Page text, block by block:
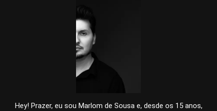
Hey! Prazer, eu sou Marlom de Sousa e, desde os 15 anos,